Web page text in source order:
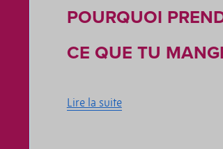
POURQUOI
CE QUE TU
Lire la suite